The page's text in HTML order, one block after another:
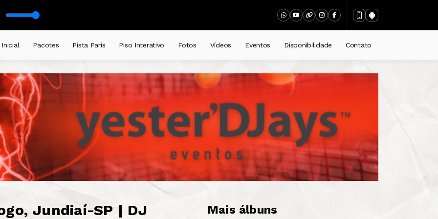
Inicial Pacotes Pista Paris Piso Interativo Fotos Vídeos Eventos Disponibilidade Contato
Jundiaí-SP | DJ
Mais álbuns